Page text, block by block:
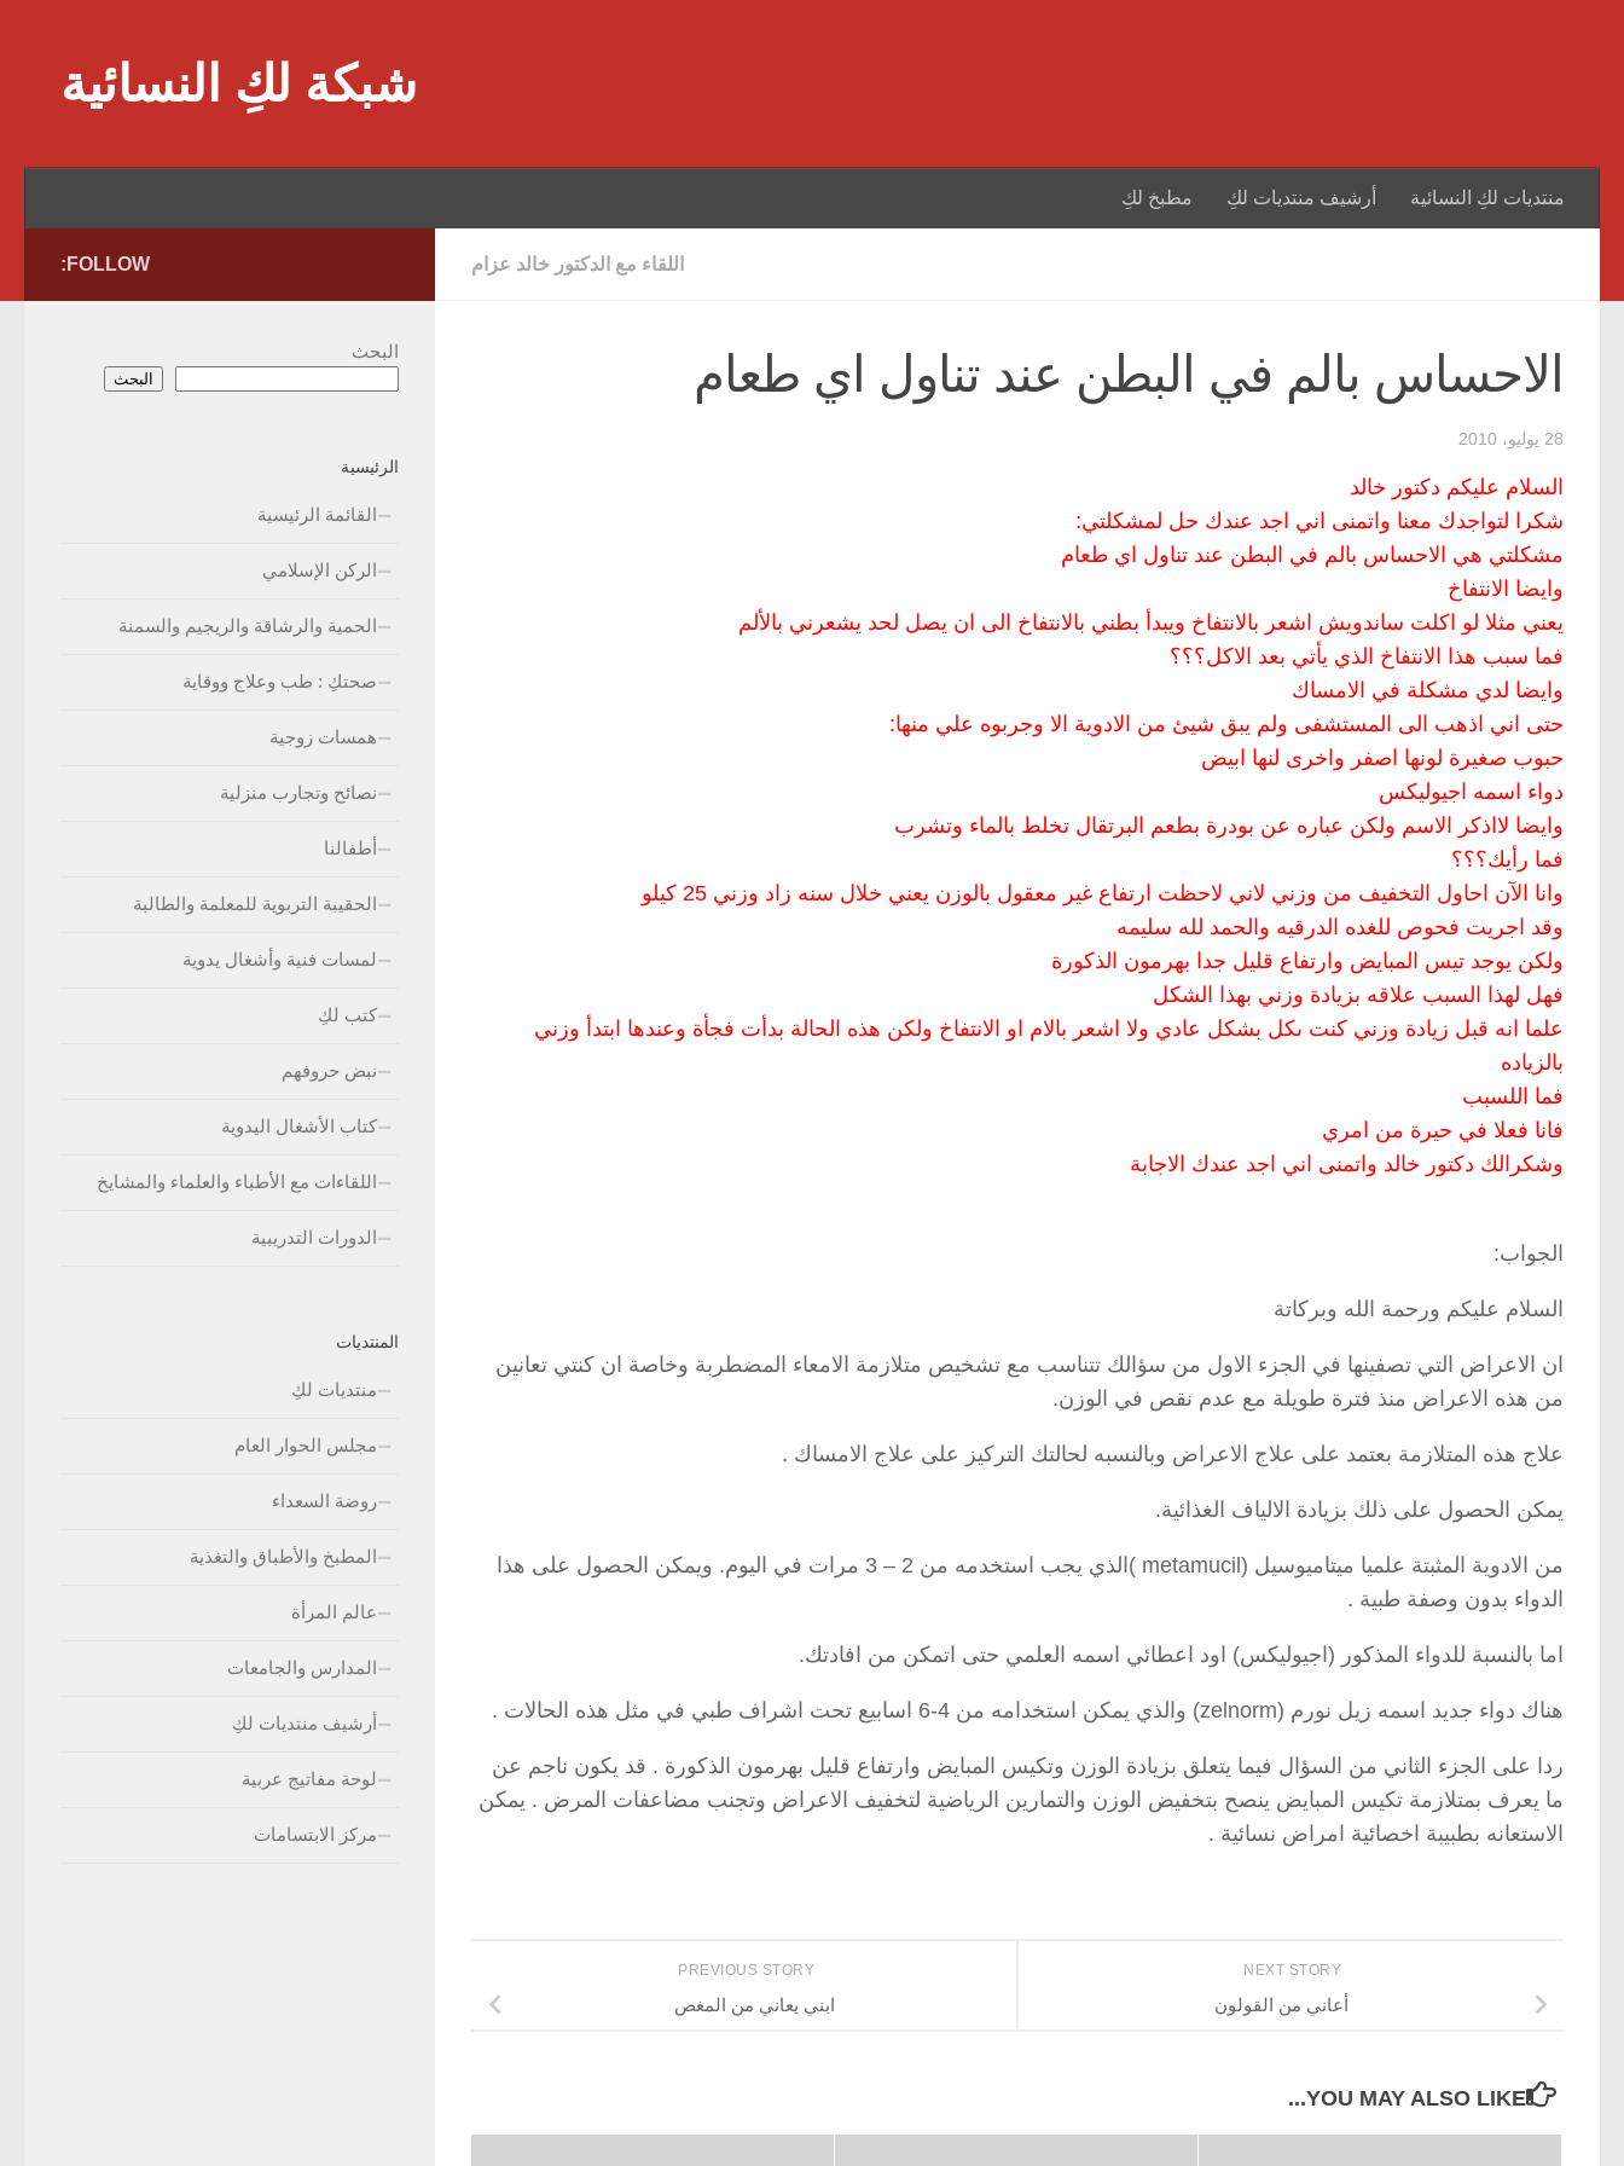
شبكة لكِ النسائية
منتديات لكِ النسائية أرشيف منتديات لكِ مطبخ لكِ
اللقاء مع الدكتور خالد عزام
الاحساس بالم في البطن عند تناول اي طعام
28 يوليو، 2010
السلام عليكم دكتور خالد
شكرا لتواجدك معنا واتمنى اني اجد عندك حل لمشكلتي:
مشكلتي هي الاحساس بالم في البطن عند تناول اي طعام
وايضا الانتفاخ
يعني مثلا لو اكلت ساندويش اشعر بالانتفاخ ويبدأ بطني بالانتفاخ الى ان يصل لحد يشعرني بالألم
فما سبب هذا الانتفاخ الذي يأتي بعد الاكل؟؟؟
وايضا لدي مشكلة في الامساك
حتى اني اذهب الى المستشفى ولم يبق شيئ من الادوية الا وجربوه علي منها:
حبوب صغيرة لونها اصفر واخرى لنها ابيض
دواء اسمه اجيوليكس
وايضا لااذكر الاسم ولكن عباره عن بودرة بطعم البرتقال تخلط بالماء وتشرب
فما رأيك؟؟؟
وانا الآن احاول التخفيف من وزني لاني لاحظت ارتفاع غير معقول بالوزن يعني خلال سنه زاد وزني 25 كيلو
وقد اجريت فحوص للغده الدرقيه والحمد لله سليمه
ولكن يوجد تيس المبايض وارتفاع قليل جدا بهرمون الذكورة
فهل لهذا السبب علاقه بزيادة وزني بهذا الشكل
علما انه قبل زيادة وزني كنت ىكل بشكل عادي ولا اشعر بالام او الانتفاخ ولكن هذه الحالة بدأت فجأة وعندها ابتدأ وزني
بالزياده
فما اللسبب
فانا فعلا في حيرة من امري
وشكرالك دكتور خالد واتمنى اني اجد عندك الاجابة
الجواب:
السلام عليكم ورحمة الله وبركاتة
ان الاعراض التي تصفينها في الجزء الاول من سؤالك تتناسب مع تشخيص متلازمة الامعاء المضطربة وخاصة ان كنتي تعانين
من هذه الاعراض منذ فترة طويلة مع عدم نقص في الوزن.
علاج هذه المتلازمة بعتمد على علاج الاعراض وبالنسبه لحالتك التركيز على علاج الامساك .
يمكن الحصول على ذلك بزيادة الالياف الغذائية.
من الادوية المثبتة علميا ميتاميوسيل (metamucil )الذي يجب استخدمه من 2 – 3 مرات في اليوم. ويمكن الحصول على هذا
الدواء بدون وصفة طبية .
اما بالنسبة للدواء المذكور (اجيوليكس) اود اعطائي اسمه العلمي حتى اتمكن من افادتك.
هناك دواء جديد اسمه زيل نورم (zelnorm) والذي يمكن استخدامه من 4-6 اسابيع تحت اشراف طبي في مثل هذه الحالات .
ردا على الجزء الثاني من السؤال فيما يتعلق بزيادة الوزن وتكيس المبايض وارتفاع قليل بهرمون الذكورة . قد يكون ناجم عن
ما يعرف بمتلازمة تكيس المبايض ينصح بتخفيض الوزن والتمارين الرياضية لتخفيف الاعراض وتجنب مضاعفات المرض . يمكن
الاستعانه بطبيبة اخصائية امراض نسائية .
NEXT STORY
أعاني من القولون
PREVIOUS STORY
ابني يعاني من المغص
YOU MAY ALSO LIKE...
FOLLOW:
البحث
البحث
الرئيسية
القائمة الرئيسية
الركن الإسلامي
الحمية والرشاقة والريجيم والسمنة
صحتكِ : طب وعلاج ووقاية
همسات زوجية
نصائح وتجارب منزلية
أطفالنا
الحقيبة التربوية للمعلمة والطالبة
لمسات فنية وأشغال يدوية
كتب لكِ
نبض حروفهم
كتاب الأشغال اليدوية
اللقاءات مع الأطباء والعلماء والمشايخ
الدورات التدريبية
المنتديات
منتديات لكِ
مجلس الحوار العام
روضة السعداء
المطبخ والأطباق والتغذية
عالم المرأة
المدارس والجامعات
أرشيف منتديات لكِ
لوحة مفاتيج عربية
مركز الابتسامات